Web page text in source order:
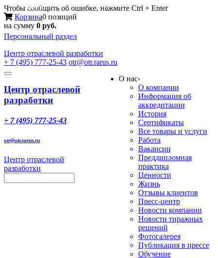
Чтобы сообщить об ошибке, нажмите Ctrl + Enter
Корзина0 позиций
на сумму 0 руб.
Персональный раздел
Центр отраслевой разработки
+ 7 (495) 777-25-43 otr@otr.rarus.ru
Toggle
Меню
Центр отраслевой
разработки
+ 7 (495) 777-25-43
otr@otr.rarus.ru
Центр отраслевой
разработки
О нас›
О компании
Информация об
аккредитации
История
Сертификаты
Все товары и услуги
Работа
Вакансии
Преддипломная
практика
Ценности
Жизнь
Отзывы клиентов
Пресс-центр
Новости компании
Новости тиражных
решений
Фотогалерея
Публикация в прессе
Обучение